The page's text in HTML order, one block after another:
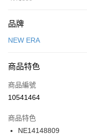
台灣樂天信用卡公司
【關於「AFTEE先享後付」】
便利好安心！
３．安心：先確認商品／服
【「AFTEE先享後付」結帳
１．於結帳方式選擇「
２．訂單成立數日內，您將
３．收到繳費通知簡訊後14
ATM／網路銀行／等多元方
運送方式
每筆NT$100，滿
宅配
每筆NT$100，滿
付款後門市自取
每筆NT$100，滿
品牌
NEW ERA
商品特色
商品編號
10541464
商品特色
NE14148809